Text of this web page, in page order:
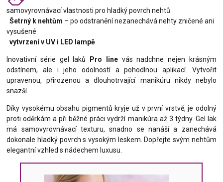
samovyrovnávací vlastnosti pro hladký povrch nehtů
Šetrný k nehtům – po odstranění nezanechává nehty zničené ani
vysušené
vytvrzení v UV i LED lampě
Inovativní série gel laků Pro linevás nadchne nejen krásným
odstínem, ale i jeho odolností a pohodlnou aplikací. Vytvořit
upravenou, přirozenou a dlouhotrvající manikúru nikdy nebylo
snazší.
Díky vysokému obsahu pigmentů kryje už v první vrstvě, je odolný
proti oděrkám a při běžné práci vydrží manikúra až 3 týdny. Gel lak
má samovyrovnávací texturu, snadno se nanáší a zanechává
dokonale hladký povrch s vysokým leskem. Dopřejte svým nehtům
elegantní vzhled s nádechem luxusu.